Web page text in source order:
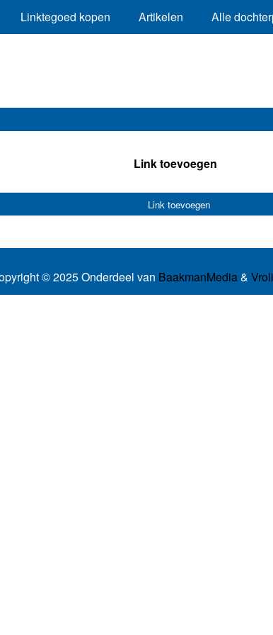
Linktegoed kopen Artikelen Alle
Link toevoegen
Link toevoegen
© 2025 Onderdeel van BaakmanMedia&